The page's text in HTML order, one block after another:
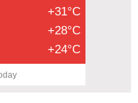
+31°C
+28°C
+24°C